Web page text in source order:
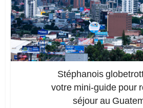
Stéphanois
votre mini-guide pour
séjour au